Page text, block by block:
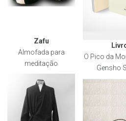
Zafu
Almofada para
meditação
O Pico da
Gensho